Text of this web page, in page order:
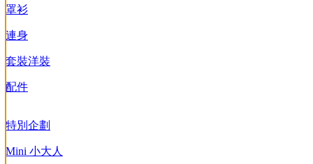
罩衫
連身
套裝洋裝
配件
特別企劃
Mini 小大人